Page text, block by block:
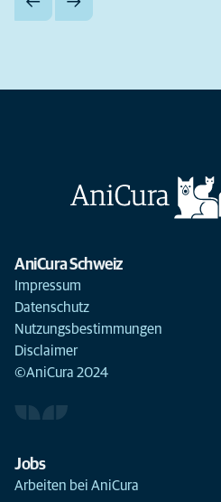
AniCura Schweiz
Impressum
Datenschutz
Nutzungsbestimmungen
Disclaimer
©AniCura 2024
Jobs
Arbeiten bei AniCura